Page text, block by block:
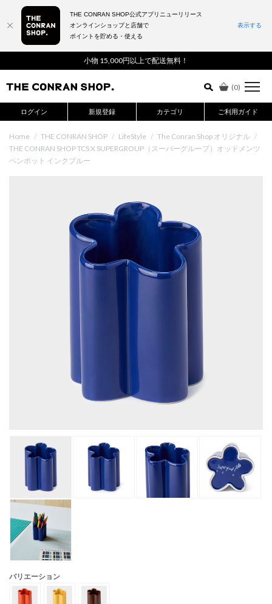
小物 15,000円以上で配送無料！
(0)
ログイン 新規登録 カテゴリ ご利用ガイド
詳細検索はこちら
Home / THE CONRAN SHOP / LifeStyle / The Conran Shop オリジナル /
THE CONRAN SHOP TCS X SUPERGROUP（スーパーグループ）オッドメンツ
ペンポット インクブルー
バリエーション
THE CONRAN SHOP公式アプリニューリリース
オンラインショップと店舗で
ポイントを貯める・使える
表示する